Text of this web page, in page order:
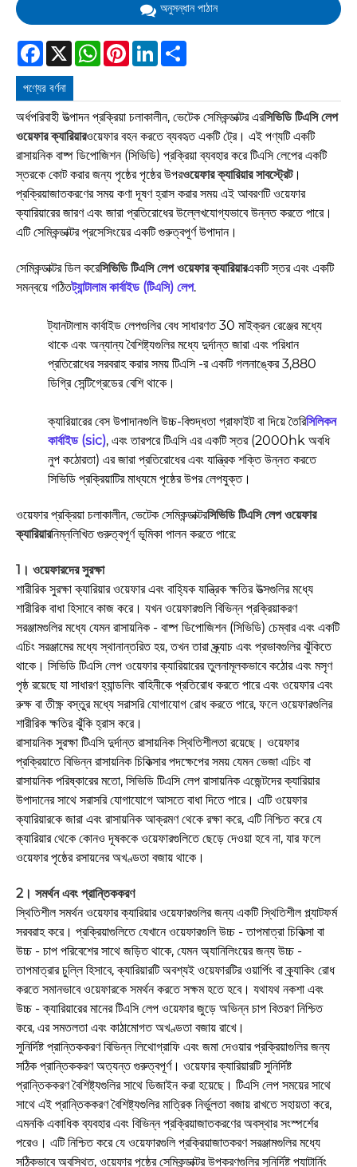
অনুসন্ধান পাঠান
Facebook
X WhatsAppPinterestLinkedIn
পণ্যের বর্ণনা
অর্ধপরিবাহী উত্পাদন প্রক্রিয়া চলাকালীন, ভেটেক সেমিকন্ডাক্টর এরসিভিডি টিএসি লেপ
ওয়েফার ক্যারিয়ারওয়েফার বহন করতে ব্যবহৃত একটি ট্রে। এই পণ্যটি একটি
রাসায়নিক বাষ্প ডিপোজিশন (সিভিডি) প্রক্রিয়া ব্যবহার করে টিএসি লেপের একটি
স্তরকে কোট করার জন্য পৃষ্ঠের পৃষ্ঠের উপরওয়েফার ক্যারিয়ার সাবস্ট্রেট।
প্রক্রিয়াজাতকরণের সময় কণা দূষণ হ্রাস করার সময় এই আবরণটি ওয়েফার
ক্যারিয়ারের জারণ এবং জারা প্রতিরোধের উল্লেখযোগ্যভাবে উন্নত করতে পারে।
এটি সেমিকন্ডাক্টর প্রসেসিংয়ের একটি গুরুত্বপূর্ণ উপাদান।
সেমিকন্ডাক্টর ডিল করেসিভিডি টিএসি লেপ ওয়েফার ক্যারিয়ারএকটি স্তর এবং একটি
সমন্বয়ে গঠিতট্যান্টালাম কার্বাইড (টিএসি) লেপ.
ট্যানটালাম কার্বাইড লেপগুলির বেধ সাধারণত 30 মাইক্রন রেঞ্জের মধ্যে
থাকে এবং অন্যান্য বৈশিষ্ট্যগুলির মধ্যে দুর্দান্ত জারা এবং পরিধান
প্রতিরোধের সরবরাহ করার সময় টিএসি -র একটি গলনাঙ্কের 3,880
ডিগ্রি সেন্টিগ্রেডের বেশি থাকে।
ক্যারিয়ারের বেস উপাদানগুলি উচ্চ-বিশুদ্ধতা গ্রাফাইট বা দিয়ে তৈরিসিলিকন
কার্বাইড (sic), এবং তারপরে টিএসি এর একটি স্তর (2000hk অবধি
নুপ কঠোরতা) এর জারা প্রতিরোধের এবং যান্ত্রিক শক্তি উন্নত করতে
সিভিডি প্রক্রিয়াটির মাধ্যমে পৃষ্ঠের উপর লেপযুক্ত।
ওয়েফার প্রক্রিয়া চলাকালীন, ভেটেক সেমিকন্ডাক্টরসিভিডি টিএসি লেপ ওয়েফার
ক্যারিয়ারনিম্নলিখিত গুরুত্বপূর্ণ ভূমিকা পালন করতে পারে:
1। ওয়েফারদের সুরক্ষা
শারীরিক সুরক্ষা ক্যারিয়ার ওয়েফার এবং বাহ্যিক যান্ত্রিক ক্ষতির উত্সগুলির মধ্যে
শারীরিক বাধা হিসাবে কাজ করে। যখন ওয়েফারগুলি বিভিন্ন প্রক্রিয়াকরণ
সরঞ্জামগুলির মধ্যে যেমন রাসায়নিক - বাষ্প ডিপোজিশন (সিভিডি) চেম্বার এবং একটি
এচিং সরঞ্জামের মধ্যে স্থানান্তরিত হয়, তখন তারা স্ক্র্যাচ এবং প্রভাবগুলির ঝুঁকিতে
থাকে। সিভিডি টিএসি লেপ ওয়েফার ক্যারিয়ারের তুলনামূলকভাবে কঠোর এবং মসৃণ
পৃষ্ঠ রয়েছে যা সাধারণ হ্যান্ডলিং বাহিনীকে প্রতিরোধ করতে পারে এবং ওয়েফার এবং
রুক্ষ বা তীক্ষ্ণ বস্তুর মধ্যে সরাসরি যোগাযোগ রোধ করতে পারে, ফলে ওয়েফারগুলির
শারীরিক ক্ষতির ঝুঁকি হ্রাস করে।
রাসায়নিক সুরক্ষা টিএসি দুর্দান্ত রাসায়নিক স্থিতিশীলতা রয়েছে। ওয়েফার
প্রক্রিয়াতে বিভিন্ন রাসায়নিক চিকিত্সার পদক্ষেপের সময় যেমন ভেজা এচিং বা
রাসায়নিক পরিষ্কারের মতো, সিভিডি টিএসি লেপ রাসায়নিক এজেন্টদের ক্যারিয়ার
উপাদানের সাথে সরাসরি যোগাযোগে আসতে বাধা দিতে পারে। এটি ওয়েফার
ক্যারিয়ারকে জারা এবং রাসায়নিক আক্রমণ থেকে রক্ষা করে, এটি নিশ্চিত করে যে
ক্যারিয়ার থেকে কোনও দূষককে ওয়েফারগুলিতে ছেড়ে দেওয়া হবে না, যার ফলে
ওয়েফার পৃষ্ঠের রসায়নের অখণ্ডতা বজায় থাকে।
2। সমর্থন এবং প্রান্তিককরণ
স্থিতিশীল সমর্থন ওয়েফার ক্যারিয়ার ওয়েফারগুলির জন্য একটি স্থিতিশীল প্ল্যাটফর্ম
সরবরাহ করে। প্রক্রিয়াগুলিতে যেখানে ওয়েফারগুলি উচ্চ - তাপমাত্রা চিকিত্সা বা
উচ্চ - চাপ পরিবেশের সাথে জড়িত থাকে, যেমন অ্যানিলিংয়ের জন্য উচ্চ -
তাপমাত্রার চুল্লি হিসাবে, ক্যারিয়ারটি অবশ্যই ওয়েফারটির ওয়ার্পিং বা ক্র্যাকিং রোধ
করতে সমানভাবে ওয়েফারকে সমর্থন করতে সক্ষম হতে হবে। যথাযথ নকশা এবং
উচ্চ - ক্যারিয়ারের মানের টিএসি লেপ ওয়েফার জুড়ে অভিন্ন চাপ বিতরণ নিশ্চিত
করে, এর সমতলতা এবং কাঠামোগত অখণ্ডতা বজায় রাখে।
সুনির্দিষ্ট প্রান্তিককরণ বিভিন্ন লিথোগ্রাফি এবং জমা দেওয়ার প্রক্রিয়াগুলির জন্য
সঠিক প্রান্তিককরণ অত্যন্ত গুরুত্বপূর্ণ। ওয়েফার ক্যারিয়ারটি সুনির্দিষ্ট
প্রান্তিককরণ বৈশিষ্ট্যগুলির সাথে ডিজাইন করা হয়েছে। টিএসি লেপ সময়ের সাথে
সাথে এই প্রান্তিককরণ বৈশিষ্ট্যগুলির মাত্রিক নির্ভুলতা বজায় রাখতে সহায়তা করে,
এমনকি একাধিক ব্যবহার এবং বিভিন্ন প্রক্রিয়াজাতকরণের অবস্থার সংস্পর্শের
পরেও। এটি নিশ্চিত করে যে ওয়েফারগুলি প্রক্রিয়াজাতকরণ সরঞ্জামগুলির মধ্যে
সঠিকভাবে অবস্থিত, ওয়েফার পৃষ্ঠের সেমিকন্ডাক্টর উপকরণগুলির সুনির্দিষ্ট প্যাটার্নিং